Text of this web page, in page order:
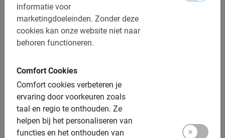
informatie voor
marketingdoeleinden. Zonder deze
cookies kan onze website niet naar
behoren functioneren.
Comfort Cookies
Comfort cookies verbeteren je
ervaring door voorkeuren zoals
taal en regio te onthouden. Ze
helpen bij het personaliseren van
functies en het onthouden van
Heel goed
Palma de Mallorca Fietstocht met Tapas
Heiko heeft fantastisch werk geleverd! Ik
kan de tour, inclusief de heerlijke tapas,
van harte aanbevelen.